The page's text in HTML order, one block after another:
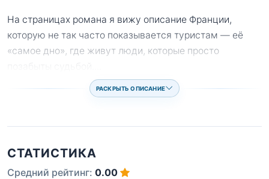
На страницах романа я вижу описание Франции,
которую не так часто показывается туристам — её
«самое дно», где живут люди, которые просто
РАСКРЫТЬ ОПИСАНИЕ
СТАТИСТИКА
Средний рейтинг: 0.00